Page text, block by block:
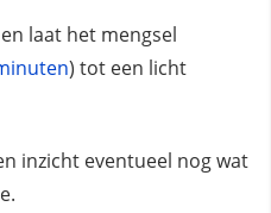
laat het mengsel
) tot een licht
inzicht eventueel nog wat